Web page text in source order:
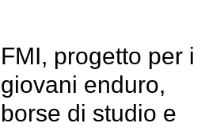
FMI, progetto per i
giovani enduro,
borse di studio e